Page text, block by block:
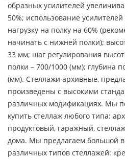
образных усилителей
50%; использование
нагрузку на полку на 60%
начинать с нижней полки);
33 мм; шаг регулирования
полки – 700/1000 (мм); глубина
(мм). Стеллажи архивные,
произведены с высокими
различных модификациях. Мы
купить стеллаж любого типа:
продуктовый, гаражный,
дома. Мы предлагаем большой
различных типов стеллажей: